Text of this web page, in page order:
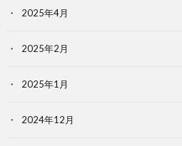
2025年4月
2025年2月
2025年1月
2024年12月